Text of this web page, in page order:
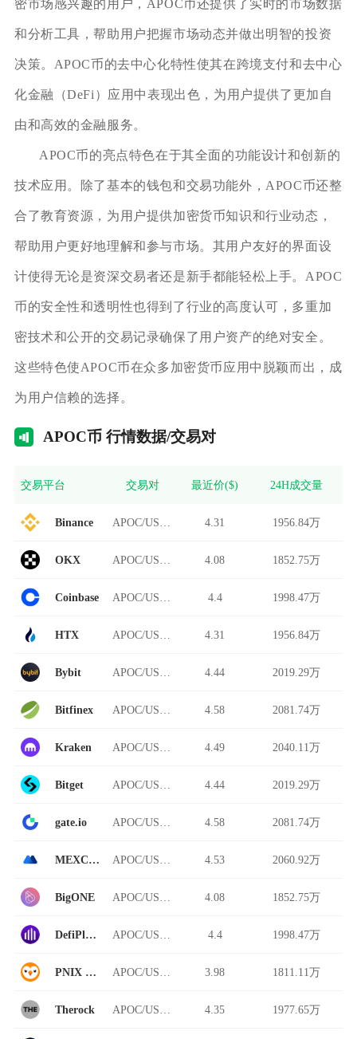
密市场感兴趣的用户，APOC币还提供了实时的市场数据
和分析工具，帮助用户把握市场动态并做出明智的投资
决策。APOC币的去中心化特性使其在跨境支付和去中心
化金融（DeFi）应用中表现出色，为用户提供了更加自
由和高效的金融服务。
APOC币的亮点特色在于其全面的功能设计和创新的
技术应用。除了基本的钱包和交易功能外，APOC币还整
合了教育资源，为用户提供加密货币知识和行业动态，
帮助用户更好地理解和参与市场。其用户友好的界面设
计使得无论是资深交易者还是新手都能轻松上手。APOC
币的安全性和透明性也得到了行业的高度认可，多重加
密技术和公开的交易记录确保了用户资产的绝对安全。
这些特色使APOC币在众多加密货币应用中脱颖而出，成
为用户信赖的选择。
APOC币 行情数据/交易对
交易平台 交易对 最近价($) 24H成交量
Binance 4.31 1956.84万
OKX 4.08 1852.75万
Coinbase 4.4 1998.47万
HTX 4.31 1956.84万
Bybit 4.44 2019.29万
Bitfinex 4.58 2081.74万
Kraken 4.49 2040.11万
Bitget 4.44 2019.29万
gate.io 4.58 2081.74万
MEXC Global 4.53 2060.92万
BigONE 4.08 1852.75万
DefiPlaza 4.4 1998.47万
PNIX DEX 3.98 1811.11万
Therock 4.35 1977.65万